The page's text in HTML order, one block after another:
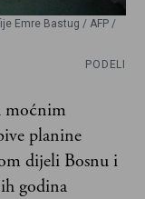
Emre Bastug / AFP /
PODELI
moćnim
planine
dijeli Bosnu i
godina